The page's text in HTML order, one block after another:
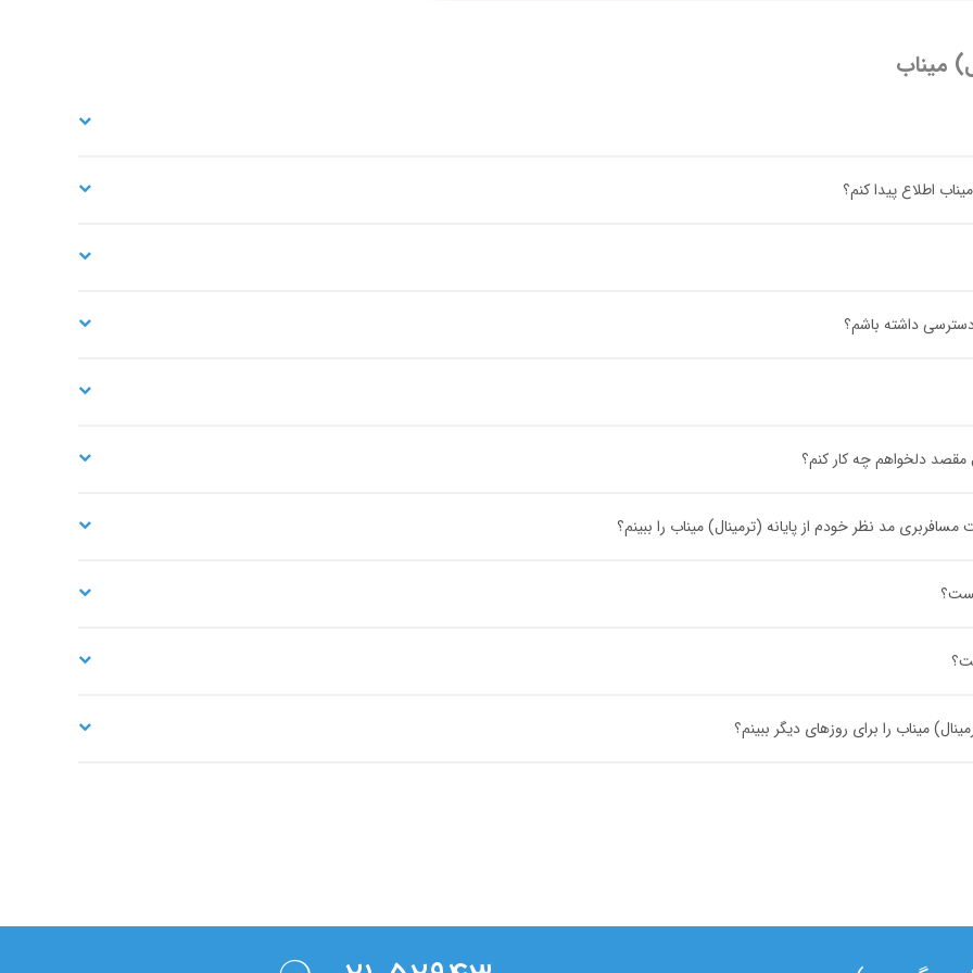
میناب
اطلاع پیدا کنم؟
دسترسی داشته باشم؟
مقصد دلخواهم چه کار کنم؟
مد نظر خودم از پایانه (ترمینال) میناب را ببینم؟
میناب را برای روزهای دیگر ببینم؟